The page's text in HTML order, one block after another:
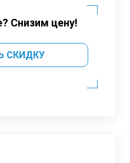
Снизим цену!
СКИДКУ